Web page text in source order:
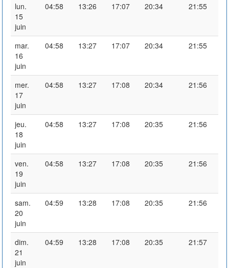
lun.
15
juin
04:58 13:26 17:07 20:34 21:55
mar.
16
juin
04:58 13:27 17:07 20:34 21:55
mer.
17
juin
04:58 13:27 17:08 20:34 21:56
jeu.
18
juin
04:58 13:27 17:08 20:35 21:56
ven.
19
juin
04:58 13:27 17:08 20:35 21:56
sam.
20
juin
04:59 13:28 17:08 20:35 21:56
dim.
21
juin
04:59 13:28 17:08 20:35 21:57